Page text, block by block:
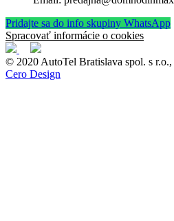
Pridajte sa do info skupiny WhatsApp
Spracovať informácie o cookies
© 2020 AutoTel Bratislava spol. s
Cero Design